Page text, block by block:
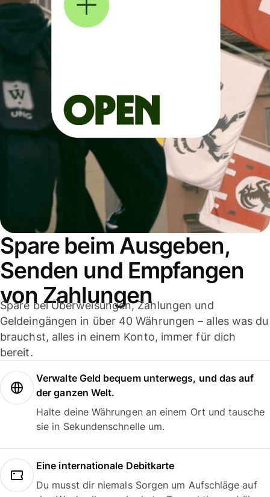
Spare beim Ausgeben,
Senden und Empfangen
von Zahlungen
Spare bei Überweisungen, Zahlungen und
Geldeingängen in über 40 Währungen – alles was du
brauchst, alles in einem Konto, immer für dich
bereit.
Verwalte Geld bequem unterwegs, und das auf
der ganzen Welt.
Halte deine Währungen an einem Ort und tausche
sie in Sekundenschnelle um.
Eine internationale Debitkarte
Du musst dir niemals Sorgen um Aufschläge auf